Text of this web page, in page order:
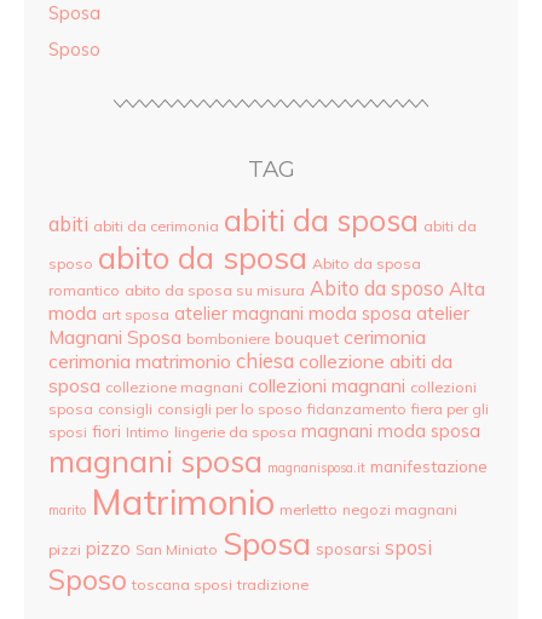
Sposa
Sposo
TAG
abiti abiti da cerimonia abiti da sposa abiti da
sposo abito da sposa Abito da sposa
romantico abito da sposa su misura Abito da sposo Alta
moda art sposa atelier magnani moda sposa atelier
Magnani Sposa bomboniere bouquet cerimonia
cerimonia matrimonio chiesa collezione abiti da
sposa collezione magnani collezioni magnani collezioni
sposa consigli consigli per lo sposo fidanzamento fiera per gli
sposi fiori Intimo lingerie da sposa magnani moda sposa
magnani sposa magnanisposa.it manifestazione
marito Matrimonio merletto negozi magnani
pizzi pizzo San Miniato Sposa sposarsi sposi
Sposo toscana sposi tradizione